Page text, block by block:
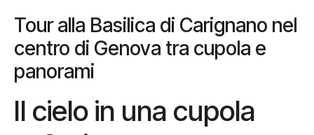
Tour alla Basilica di Carignano nel
centro di Genova tra cupola e
panorami
Il cielo in una cupola